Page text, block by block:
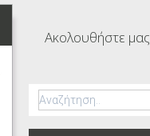
Ακολουθήστε μας